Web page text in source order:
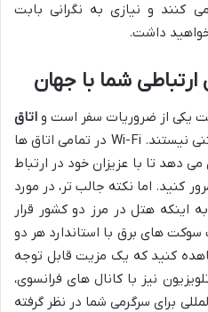
می کنند و نیازی به نگرانی بابت
داشت.
شما با جهان
یکی از ضروریات سفر است و اتاق
از این قاعده مستثنی نیستند. Wi-Fi در تمامی اتاق ها
دهد تا با عزیزان خود در ارتباط
کنید. اما نکته جالب تر، در مورد
اینکه هتل در مرز دو کشور قرار
سوکت های برق با استاندارد هر دو
کنید که یک مزیت قابل توجه
نیز با کانال های فرانسوی،
برای سرگرمی شما در نظر گرفته